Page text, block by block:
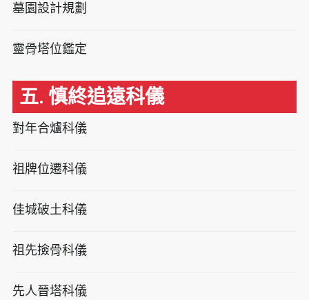
墓園設計規劃
靈骨塔位鑑定
五. 慎終追遠科儀
對年合爐科儀
祖牌位遷科儀
佳城破土科儀
祖先撿骨科儀
先人晉塔科儀